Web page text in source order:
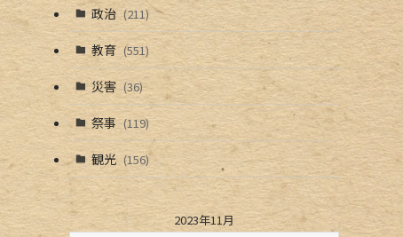
政治 (211)
教育 (551)
災害 (36)
祭事 (119)
観光 (156)
2023年11月